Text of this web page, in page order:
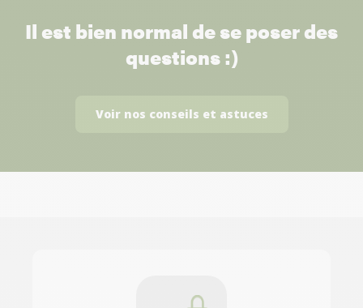
Il est bien normal de se poser des
questions :)
Voir nos conseils et astuces